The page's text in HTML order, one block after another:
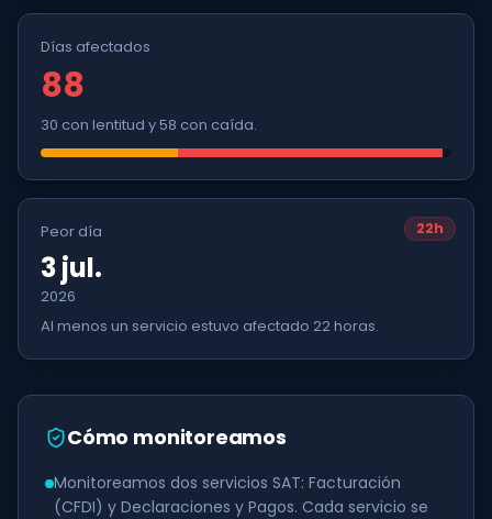
Días afectados
88
30 con lentitud y 58 con caída.
22h
Peor día
3 jul.
2026
Al menos un servicio estuvo afectado 22 horas.
Cómo monitoreamos
Monitoreamos dos servicios SAT: Facturación
(CFDI) y Declaraciones y Pagos. Cada servicio se